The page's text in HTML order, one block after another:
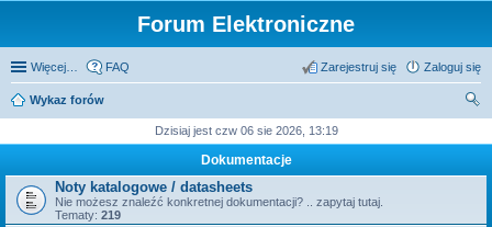
Forum Elektroniczne
Więcej… FAQ Zaloguj się
Zarejestruj się
Wykaz forów
Dzisiaj jest czw 06 sie 2026, 13:19
Dokumentacje
Noty katalogowe / datasheets
Nie możesz znaleźć konkretnej dokumentacji? .. zapytaj tutaj.
Tematy: 219